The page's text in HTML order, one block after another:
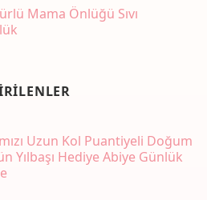
Mama Önlüğü Sıvı
Uzun Kol Puantiyeli Doğum
Yılbaşı Hediye Abiye Günlük